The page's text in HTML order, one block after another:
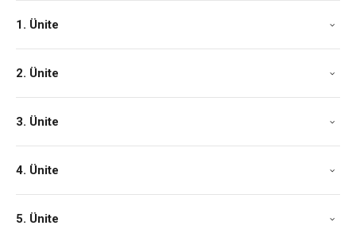
1. Ünite
2. Ünite
3. Ünite
4. Ünite
5. Ünite